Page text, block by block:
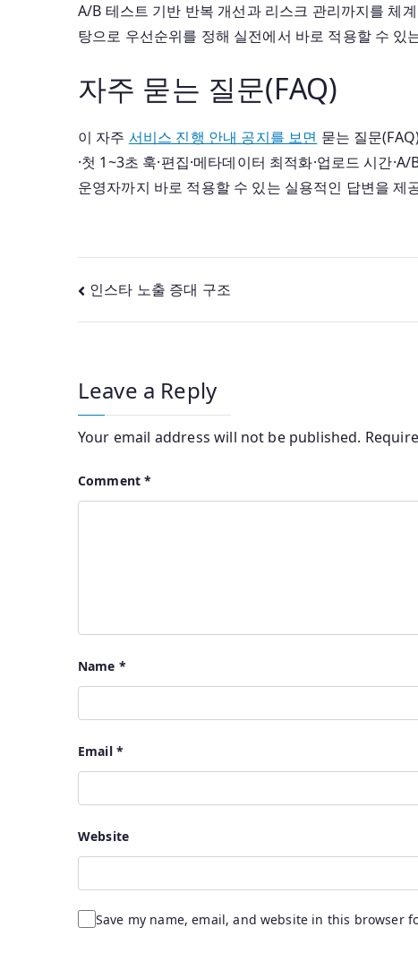
A/B 테스트 기반 반복 개선과 리스크 관리까지를 체
탕으로 우선순위를 정해 실전에서 바로 적용할 수 있
자주 묻는 질문(FAQ)
이 자주 서비스 진행 안내 공지를 보면 묻는 질문
·첫 1~3초 훅·편집·메타데이터 최적화·업로드 시간
운영자까지 바로 적용할 수 있는 실용적인 답변을 제
Post
navigation
인스타 노출 증대 구조
Leave a Reply
Your email address will not be published.
Comment*
Name *
Email *
Website
Save my name, email, and website in this browser